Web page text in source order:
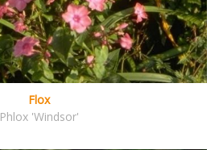
Flox
Phlox 'Windsor'